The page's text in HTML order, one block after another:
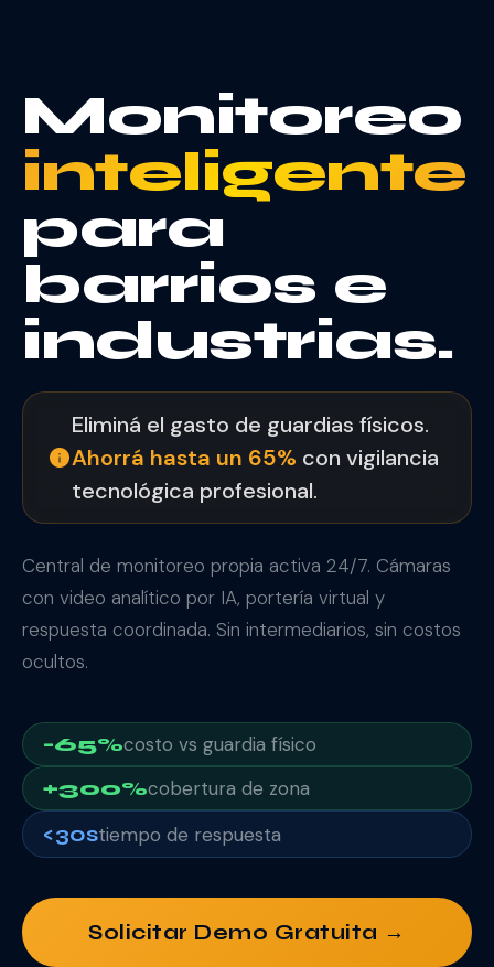
Monitoreo
inteligente
para
barrios e
industrias.
Eliminá el gasto de guardias físicos.
Ahorrá hasta un 65% con vigilancia
tecnológica profesional.
Central de monitoreo propia activa 24/7. Cámaras
con video analítico por IA, portería virtual y
respuesta coordinada. Sin intermediarios, sin costos
ocultos.
-65%costo vs guardia físico
+300%cobertura de zona
<30stiempo de respuesta
Solicitar Demo Gratuita →